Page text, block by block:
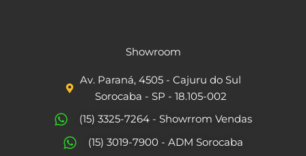
c
e
b
o
o
t
a
g
r
Showroom
Av. Paraná, 4505 - Cajuru do Sul
Sorocaba - SP - 18.105-002
(15) 3325-7264 - Showrrom Vendas
(15) 3019-7900 - ADM Sorocaba